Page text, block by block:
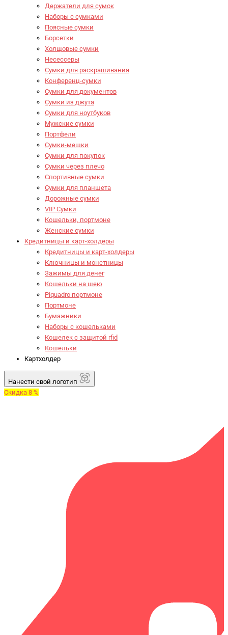
Держатели для сумок
Наборы с сумками
Поясные сумки
Борсетки
Холщовые сумки
Несессеры
Сумки для раскрашивания
Конференц-сумки
Сумки для документов
Сумки из джута
Сумки для ноутбуков
Мужские сумки
Портфели
Сумки-мешки
Сумки для покупок
Сумки через плечо
Спортивные сумки
Сумки для планшета
Дорожные сумки
VIP Сумки
Кошельки, портмоне
Женские сумки
Кредитницы и карт-холдеры
Кредитницы и карт-холдеры
Ключницы и монетницы
Зажимы для денег
Кошельки на шею
Piquadro портмоне
Портмоне
Бумажники
Наборы с кошельками
Кошелек с защитой rfid
Кошельки
Картхолдер
Нанести свой логотип
Скидка 8 %